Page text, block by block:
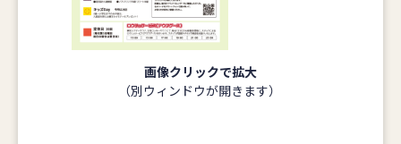
画像クリックで拡大
（別ウィンドウが開きます）